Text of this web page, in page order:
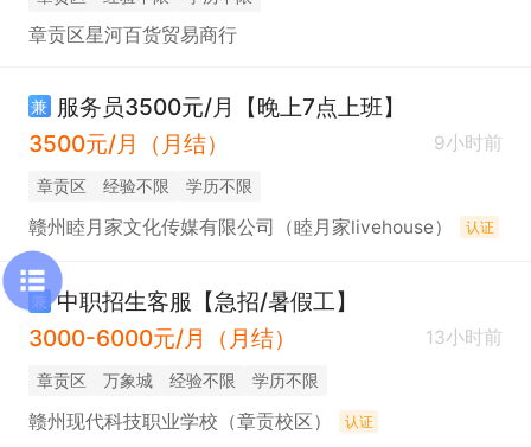
章贡区星河百货贸易商行
兼 服务员3500元/月【晚上7点上班】
3500元/月（月结）
9小时前
章贡区 经验不限 学历不限
赣州睦月家文化传媒有限公司（睦月家livehouse） 认证
兼 中职招生客服【急招/暑假工】
3000-6000元/月（月结）
13小时前
章贡区 万象城 经验不限 学历不限
赣州现代科技职业学校（章贡校区） 认证